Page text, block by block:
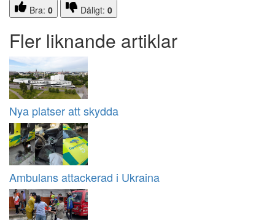
Bra: 0 Dåligt: 0
Fler liknande artiklar
Nya platser att skydda
Ambulans attackerad i Ukraina